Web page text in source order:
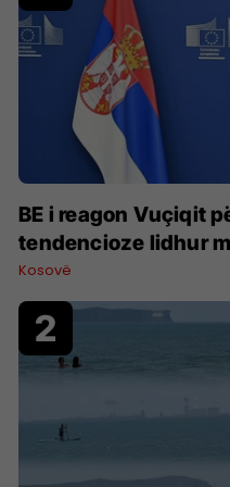
BE i reagon Vuçiqit
tendencioze lidhur
Kosovë